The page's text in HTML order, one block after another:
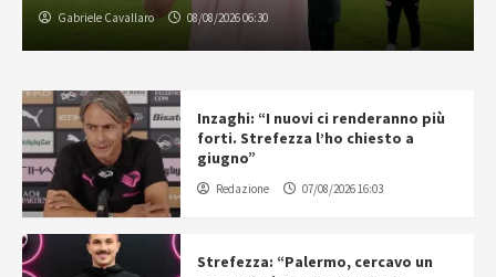
Gabriele Cavallaro 08/08/2026 06:30
Inzaghi: “I nuovi ci renderanno più
forti. Strefezza l’ho chiesto a
giugno”
Redazione 07/08/2026 16:03
Strefezza: “Palermo, cercavo un